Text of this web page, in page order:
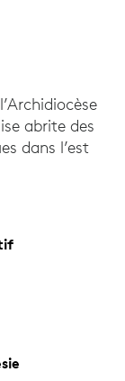
abrite des
dans l’est